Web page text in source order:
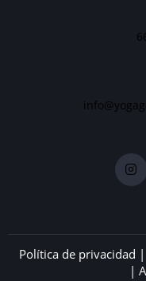
Política de privacidad |
|